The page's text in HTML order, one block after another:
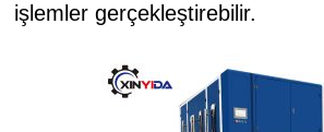
işlemler gerçekleştirebilir.